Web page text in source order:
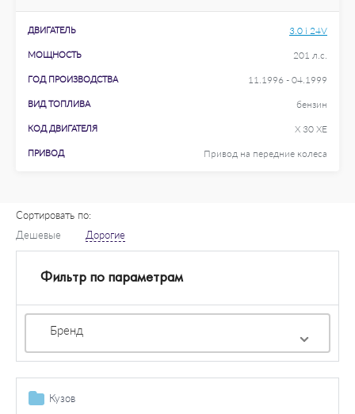
ДВИГАТЕЛЬ 3.0 i 24V
МОЩНОСТЬ 201 л.с.
ГОД ПРОИЗВОДСТВА 11.1996 - 04.1999
ВИД ТОПЛИВА бензин
КОД ДВИГАТЕЛЯ X 30 XE
ПРИВОД Привод на передние колеса
Сортировать по:
Дешевые
Дорогие
Фильтр по параметрам
Бренд
Кузов